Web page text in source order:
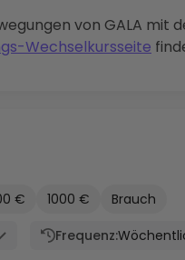
von GALA mit
Wechselkursseite
€ 1000 €
Brauch
Frequenz: